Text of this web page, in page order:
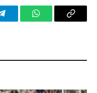
TelegramWhatsAppCopy